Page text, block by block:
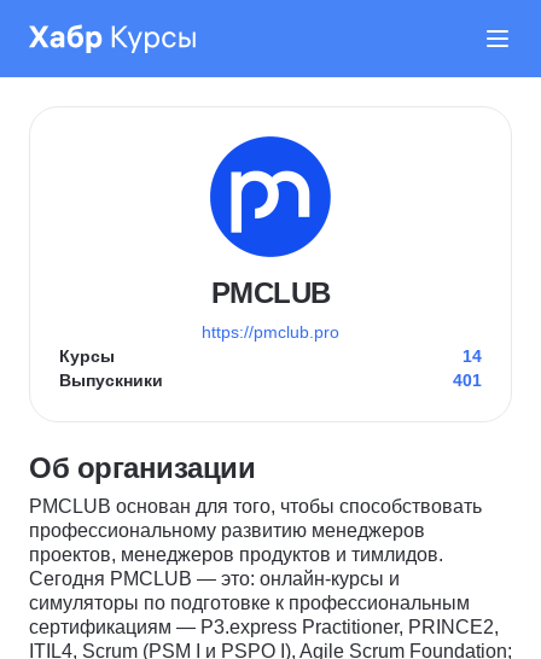
PMCLUB
https://pmclub.pro
Курсы
14
Выпускники
401
Об организации
PMCLUB основан для того, чтобы способствовать
профессиональному развитию менеджеров
проектов, менеджеров продуктов и тимлидов.
Сегодня PMCLUB — это: онлайн-курсы и
симуляторы по подготовке к профессиональным
сертификациям — P3.express Practitioner, PRINCE2,
ITIL4, Scrum (PSM I и PSPO I), Agile Scrum Foundation;